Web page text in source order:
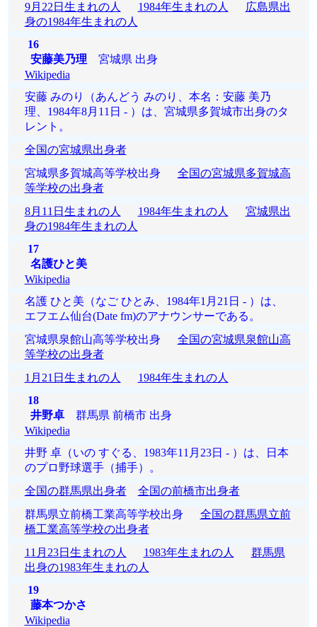
9月22日生まれの人
1984年生まれの人
広島県出
身の1984年生まれの人
16
安藤美乃理 宮城県 出身
Wikipedia
安藤 みのり（あんどう みのり、本名：安藤 美乃
理、1984年8月11日 - ）は、宮城県多賀城市出身のタ
レント。
全国の宮城県出身者
宮城県多賀城高等学校出身 全国の宮城県多賀城高
等学校の出身者
8月11日生まれの人
1984年生まれの人
宮城県出
身の1984年生まれの人
17
名護ひと美
Wikipedia
名護 ひと美（なご ひとみ、1984年1月21日 - ）は、
エフエム仙台(Date fm)のアナウンサーである。
宮城県泉館山高等学校出身 全国の宮城県泉館山高
等学校の出身者
1月21日生まれの人
1984年生まれの人
18
井野卓群馬県 前橋市 出身
Wikipedia
井野 卓（いの すぐる、1983年11月23日 - ）は、日本
のプロ野球選手（捕手）。
全国の群馬県出身者
全国の前橋市出身者
群馬県立前橋工業高等学校出身 全国の群馬県立前
橋工業高等学校の出身者
11月23日生まれの人
1983年生まれの人
群馬県
出身の1983年生まれの人
19
藤本つかさ
Wikipedia